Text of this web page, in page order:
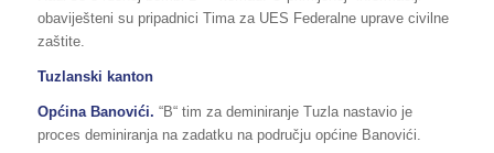
obaviješteni su pripadnici Tima za UES Federalne uprave civilne
zaštite.
Tuzlanski kanton
Općina Banovići. “B“ tim za deminiranje Tuzla nastavio je
proces deminiranja na zadatku na području općine Banovići.